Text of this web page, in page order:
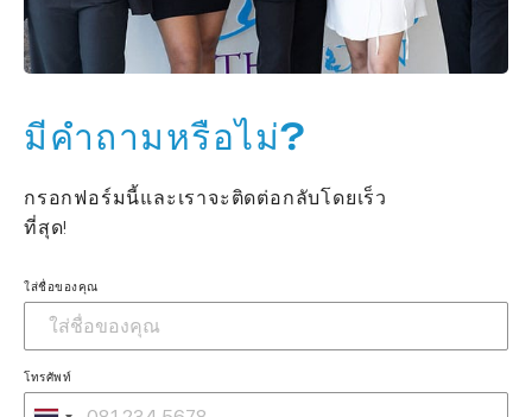
มีคำถามหรือไม่?
กรอกฟอร์มนี้และเราจะติดต่อกลับโดยเร็ว
ที่สุด!
ใส่ชื่อของคุณ
โทรศัพท์